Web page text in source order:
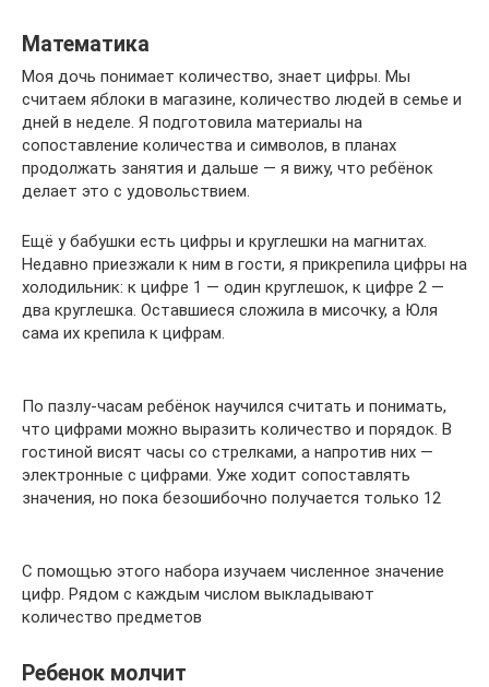
Математика
Моя дочь понимает количество, знает цифры. Мы
считаем яблоки в магазине, количество людей в семье и
дней в неделе. Я подготовила материалы на
сопоставление количества и символов, в планах
продолжать занятия и дальше — я вижу, что ребёнок
делает это с удовольствием.
Ещё у бабушки есть цифры и круглешки на магнитах.
Недавно приезжали к ним в гости, я прикрепила цифры на
холодильник: к цифре 1 — один круглешок, к цифре 2 —
два круглешка. Оставшиеся сложила в мисочку, а Юля
сама их крепила к цифрам.
По пазлу-часам ребёнок научился считать и понимать,
что цифрами можно выразить количество и порядок. В
гостиной висят часы со стрелками, а напротив них —
электронные с цифрами. Уже ходит сопоставлять
значения, но пока безошибочно получается только 12
С помощью этого набора изучаем численное значение
цифр. Рядом с каждым числом выкладывают
количество предметов
Ребенок молчит